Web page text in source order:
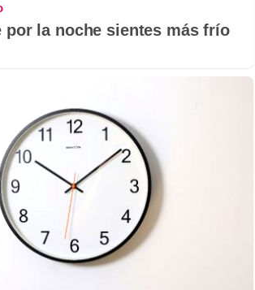
por la noche sientes más frío